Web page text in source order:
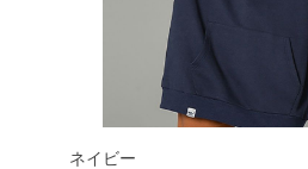
ネイビー